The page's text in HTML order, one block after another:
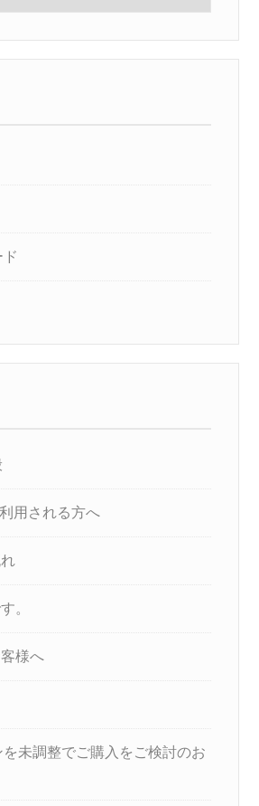
用される方へ
。
様へ
未調整でご購入をご検討のお